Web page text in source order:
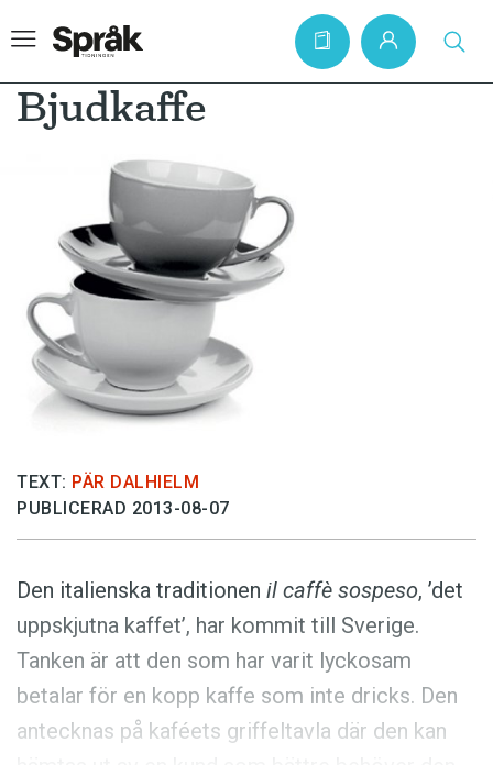
Artiklar
Krönikor
Språkfrågor
Skrivtips
Bokrecensioner
Kviss
Anmäl till språkpolisen
Föreslå nyord
Annonsera
Prenumerera
Läs Språktidningen digitalt
Press
Bjudkaffe
TEXT: PÄR DALHIELM
PUBLICERAD 2013-08-07
Den italienska traditionen il caffè sospeso, ’det
uppskjutna kaffet’, har kommit till Sverige.
Tanken är att den som har varit lyckosam
betalar för en kopp kaffe som inte dricks. Den
antecknas på kaféets griffeltavla där den kan